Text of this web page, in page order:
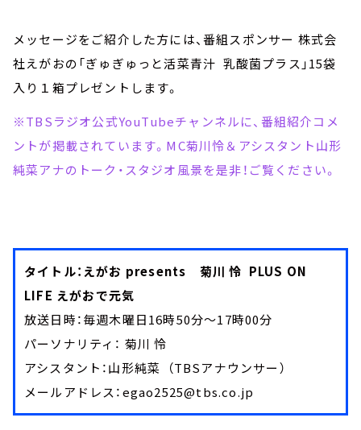
メッセージをご紹介した方には、番組スポンサー 株式会
社えがおの「ぎゅぎゅっと活菜青汁 乳酸菌プラス」15袋
入り１箱プレゼントします。
※TBSラジオ公式YouTubeチャンネルに、番組紹介コメ
ントが掲載されています。MC菊川怜＆アシスタント山形
純菜アナのトーク・スタジオ風景を是非！ご覧ください。
タイトル：えがお presents 菊川 怜 PLUS ON
LIFE えがおで元気
放送日時：毎週木曜日16時50分～17時00分
パーソナリティ： 菊川 怜
アシスタント：山形純菜 （TBSアナウンサー）
メールアドレス：egao2525@tbs.co.jp